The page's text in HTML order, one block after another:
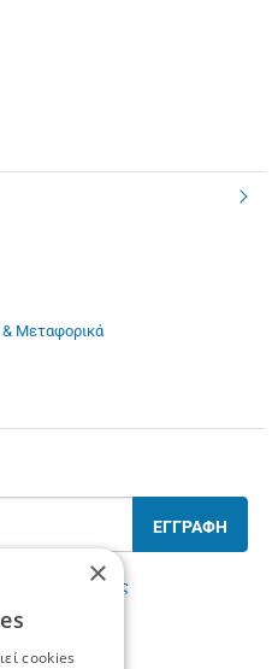
& Μεταφορικά
ΕΓΓΡΑΦΗ
όρους χρήσης
×
cookies